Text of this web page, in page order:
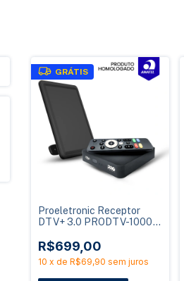
GRÁTIS
Proeletronic Receptor
DTV+ 3.0 PRODTV-1000
MIMO
R$699,00
10 x de R$69,90 sem juros